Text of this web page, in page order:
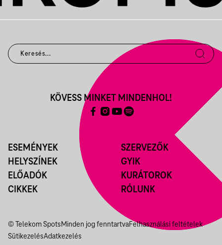
ESEMÉNYEK
HELYSZÍNEK
ELŐADÓK
CIKKEK
SZERVEZŐK
GYIK
KURÁTOROK
RÓLUNK
KÖVESS MINKET MINDENHOL!
© Telekom SpotsMinden jog fenntartvaFelhasználási feltételek
SütikezelésAdatkezelés